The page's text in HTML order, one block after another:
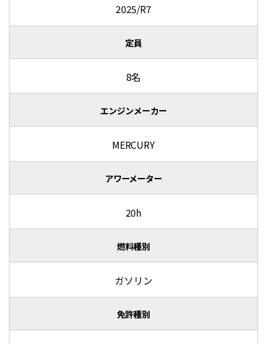
2025/R7
定員
8名
エンジンメーカー
MERCURY
アワーメーター
20h
燃料種別
ガソリン
免許種別